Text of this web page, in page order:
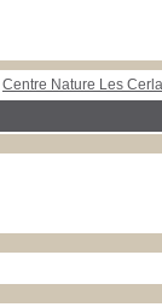
Centre Nature Les